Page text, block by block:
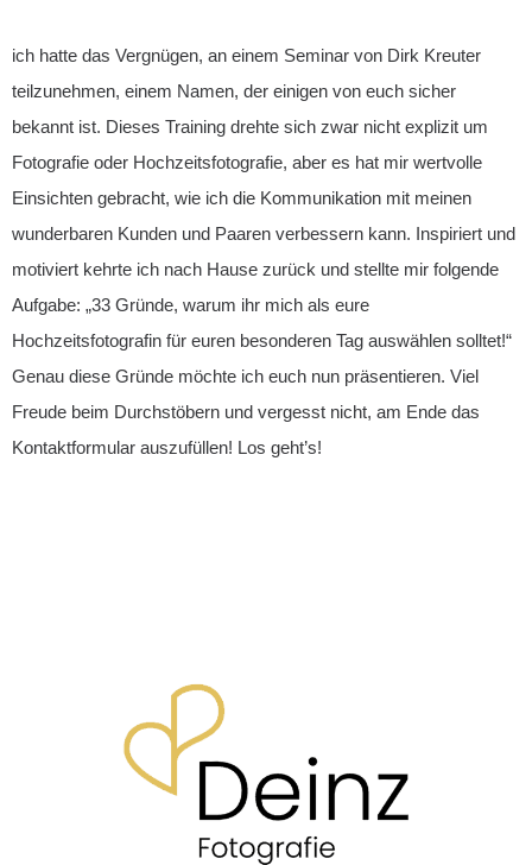
ich hatte das Vergnügen, an einem Seminar von Dirk Kreuter
teilzunehmen, einem Namen, der einigen von euch sicher
bekannt ist. Dieses Training drehte sich zwar nicht explizit um
Fotografie oder Hochzeitsfotografie, aber es hat mir wertvolle
Einsichten gebracht, wie ich die Kommunikation mit meinen
wunderbaren Kunden und Paaren verbessern kann. Inspiriert und
motiviert kehrte ich nach Hause zurück und stellte mir folgende
Aufgabe: „33 Gründe, warum ihr mich als eure
Hochzeitsfotografin für euren besonderen Tag auswählen solltet!“
Genau diese Gründe möchte ich euch nun präsentieren. Viel
Freude beim Durchstöbern und vergesst nicht, am Ende das
Kontaktformular auszufüllen! Los geht’s!